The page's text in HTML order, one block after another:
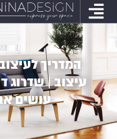
המדריך
עיצוב | שדרוג
עושים